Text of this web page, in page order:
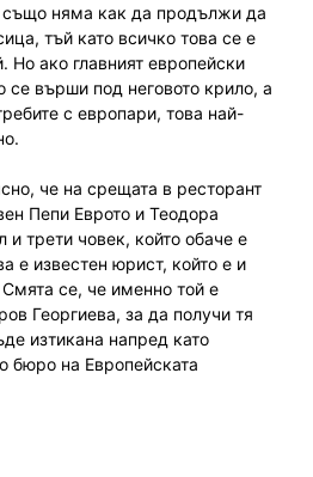
няма как да продължи да
тъй като всичко това се е
Но ако главният европейски
се върши под неговото крило, а
с европари, това най-
че на срещата в ресторант
Пепи Еврото и Теодора
и трети човек, който обаче е
е известен юрист, който е и
се, че именно той е
Георгиева, за да получи тя
изтикана напред като
бюро на Европейската